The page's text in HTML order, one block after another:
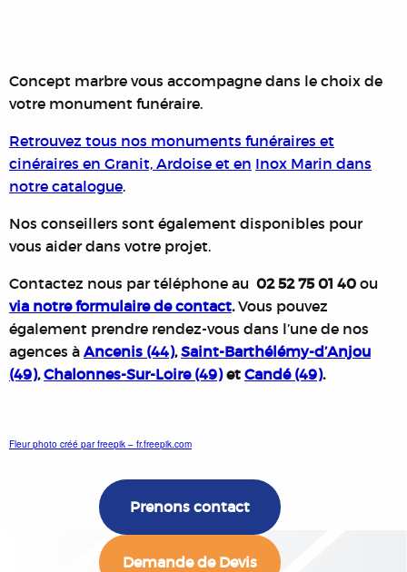
Concept marbre vous accompagne dans le choix de
votre monument funéraire.
Retrouvez tous nos monuments funéraires et
cinéraires en Granit, Ardoise et en Inox Marin dans
notre catalogue.
Nos conseillers sont également disponibles pour
vous aider dans votre projet.
Contactez nous par téléphone au 02 52 75 01 40 ou
via notre formulaire de contact.Vous pouvez
également prendre rendez-vous dans l’une de nos
agences à Ancenis (44),Saint-Barthélémy-d’Anjou
(49),Chalonnes-Sur-Loire (49)et Candé (49).
Fleur photo créé par freepik – fr.freepik.com
Prenons contact
Demande de Devis